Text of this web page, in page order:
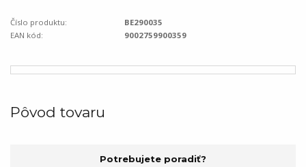
Číslo produktu:
BE290035
EAN kód:
9002759900359
Pôvod tovaru
Potrebujete poradiť?